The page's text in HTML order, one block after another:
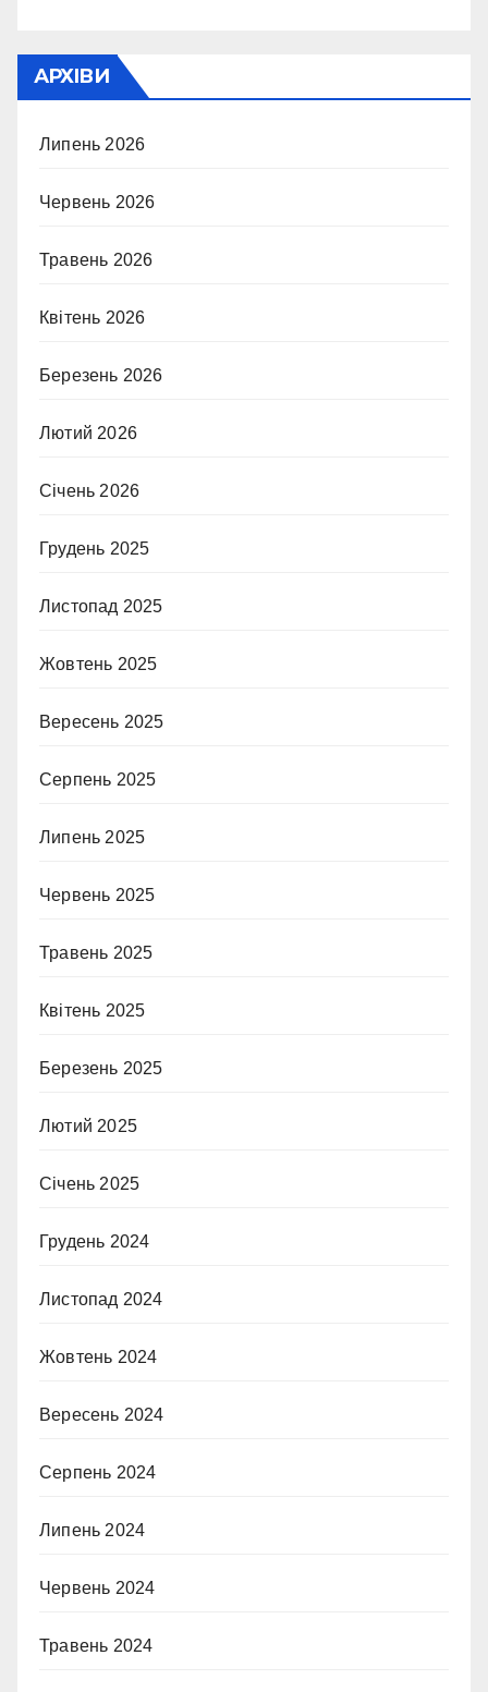
АРХІВИ
Липень 2026
Червень 2026
Травень 2026
Квітень 2026
Березень 2026
Лютий 2026
Січень 2026
Грудень 2025
Листопад 2025
Жовтень 2025
Вересень 2025
Серпень 2025
Липень 2025
Червень 2025
Травень 2025
Квітень 2025
Березень 2025
Лютий 2025
Січень 2025
Грудень 2024
Листопад 2024
Жовтень 2024
Вересень 2024
Серпень 2024
Липень 2024
Червень 2024
Травень 2024